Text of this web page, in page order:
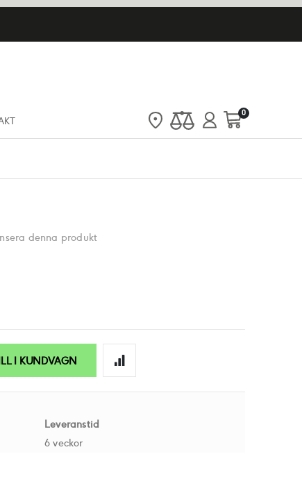
Cart
0artiklar
denna produkt
I KUNDVAGN
Leveranstid
6 veckor